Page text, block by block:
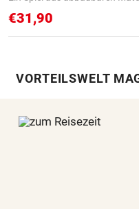
€31,90
VORTEILSWELT